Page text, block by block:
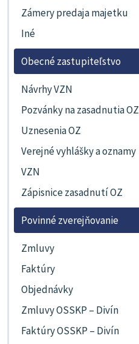
Zámery predaja majetku
Iné
Obecné zastupiteľstvo
Návrhy VZN
Pozvánky na zasadnutia OZ
Uznesenia OZ
Verejné vyhlášky a oznamy
VZN
Zápisnice zasadnutí OZ
Povinné zverejňovanie
Zmluvy
Faktúry
Objednávky
Zmluvy OSSKP – Divín
Faktúry OSSKP – Divín